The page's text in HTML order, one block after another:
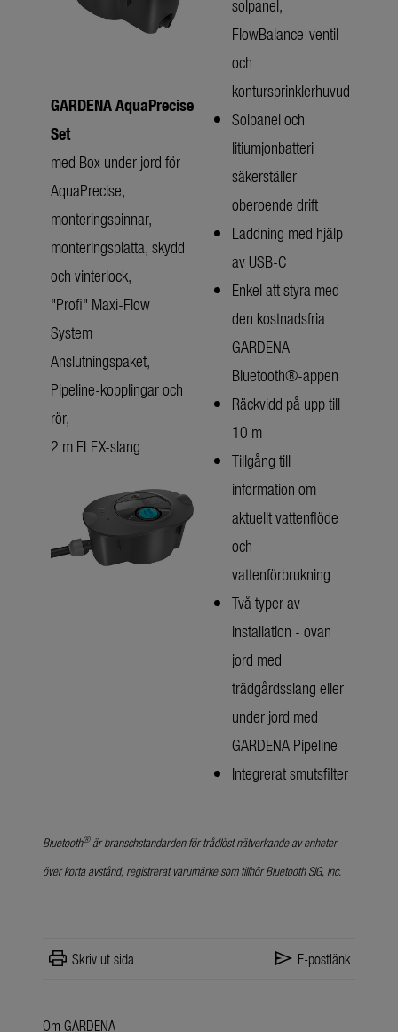
GARDENA AquaPrecise
Set
med Box under jord för
AquaPrecise,
monteringspinnar,
monteringsplatta, skydd
och vinterlock,
"Profi" Maxi-Flow
System
Anslutningspaket,
Pipeline-kopplingar och
rör,
2 m FLEX-slang
solpanel,
FlowBalance-ventil
och
kontursprinklerhuvud
Solpanel och
litiumjonbatteri
säkerställer
oberoende drift
Laddning med hjälp
av USB-C
Enkel att styra med
den kostnadsfria
GARDENA
Bluetooth®-appen
Räckvidd på upp till
10 m
Tillgång till
information om
aktuellt vattenflöde
och
vattenförbrukning
Två typer av
installation - ovan
jord med
trädgårdsslang eller
under jord med
GARDENA Pipeline
Integrerat smutsfilter
Bluetooth®är branschstandarden för trådlöst nätverkande av enheter
över korta avstånd, registrerat varumärke som tillhör Bluetooth SIG, Inc.
print Skriv ut sida send E-postlänk
Om GARDENA